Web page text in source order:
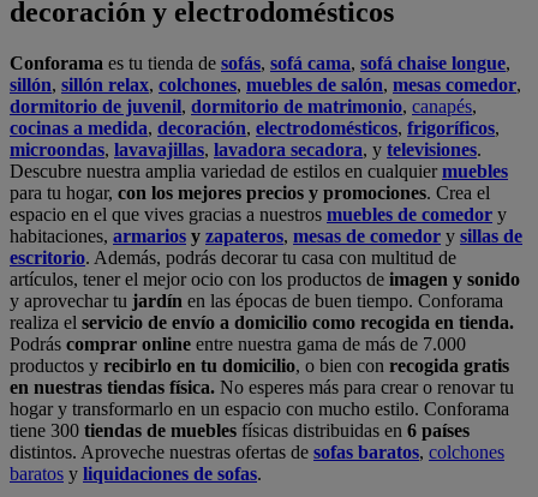
decoración y electrodomésticos
Conforama es tu tienda de sofás, sofá cama, sofá chaise longue,
sillón, sillón relax, colchones, muebles de salón, mesas comedor,
dormitorio de juvenil, dormitorio de matrimonio, canapés,
cocinas a medida, decoración, electrodomésticos, frigoríficos,
microondas, lavavajillas, lavadora secadora, y televisiones.
Descubre nuestra amplia variedad de estilos en cualquiermuebles
para tu hogar, con los mejores precios y promociones. Crea el
espacio en el que vives gracias a nuestros muebles de comedor y
habitaciones, armarios y zapateros, mesas de comedor y sillas de
escritorio. Además, podrás decorar tu casa con multitud de
artículos, tener el mejor ocio con los productos de imagen y sonido
y aprovechar tu jardín en las épocas de buen tiempo. Conforama
realiza el servicio de envío a domicilio como recogida en tienda.
Podrás comprar online entre nuestra gama de más de 7.000
productos y recibirlo en tu domicilio, o bien con recogida gratis
en nuestras tiendas física. No esperes más para crear o renovar tu
hogar y transformarlo en un espacio con mucho estilo. Conforama
tiene 300 tiendas de muebles físicas distribuidas en 6 países
distintos. Aproveche nuestras ofertas de sofas baratos, colchones
baratos y liquidaciones de sofas.